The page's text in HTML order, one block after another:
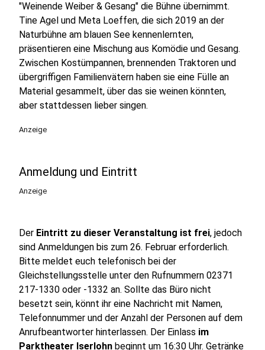
"Weinende Weiber & Gesang" die Bühne übernimmt.
Tine Agel und Meta Loeffen, die sich 2019 an der
Naturbühne am blauen See kennenlernten,
präsentieren eine Mischung aus Komödie und Gesang.
Zwischen Kostümpannen, brennenden Traktoren und
übergriffigen Familienvätern haben sie eine Fülle an
Material gesammelt, über das sie weinen könnten,
aber stattdessen lieber singen.
Anzeige
Anmeldung und Eintritt
Anzeige
Der Eintritt zu dieser Veranstaltung ist frei, jedoch
sind Anmeldungen bis zum 26. Februar erforderlich.
Bitte meldet euch telefonisch bei der
Gleichstellungsstelle unter den Rufnummern 02371
217-1330 oder -1332 an. Sollte das Büro nicht
besetzt sein, könnt ihr eine Nachricht mit Namen,
Telefonnummer und der Anzahl der Personen auf dem
Anrufbeantworter hinterlassen. Der Einlass im
Parktheater Iserlohn beginnt um 16:30 Uhr. Getränke